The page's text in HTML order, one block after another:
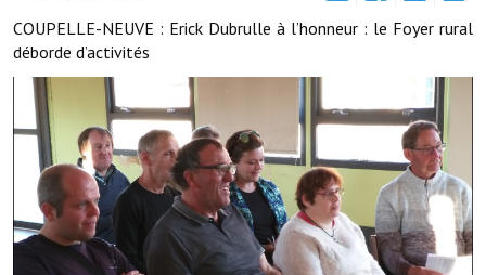
Nous contacter
Horaires de la mairie
Les foulées fressinoises
ACCÈS RAPIDE
Démarches administratives
Projets et travaux en cours
COUPELLE-NEUVE : Erick Dubrulle à l’honneur : le Foyer rural
déborde d’activités